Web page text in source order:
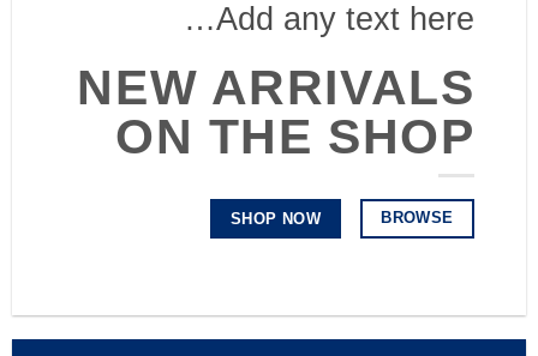
Add any text here…
NEW ARRIVALS
ON THE SHOP
BROWSE
SHOP NOW